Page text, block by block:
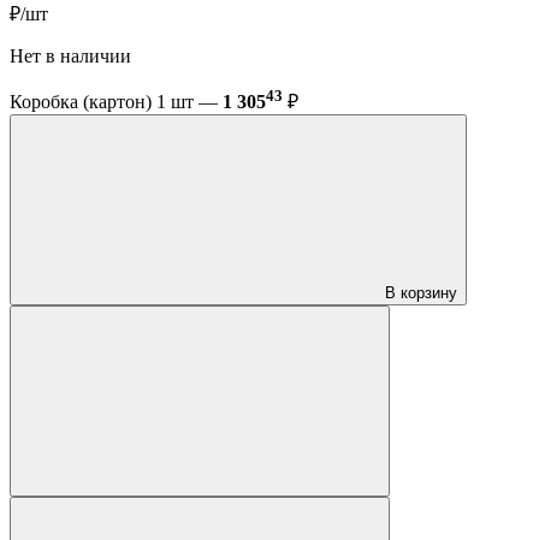
₽/шт
Нет в наличии
Коробка (картон) 1 шт — 1 30543 ₽
В корзину